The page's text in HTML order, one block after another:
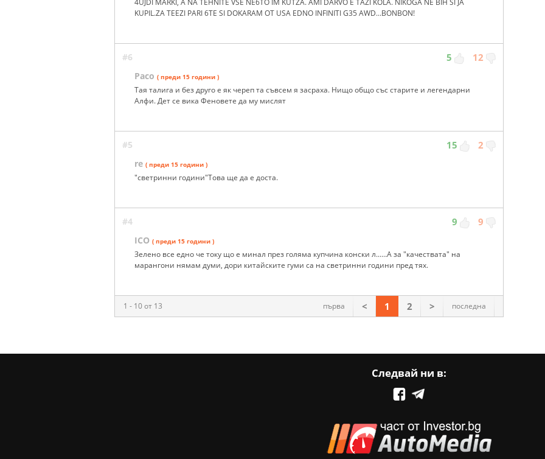
KUPIL.ZA TEEZI PARI 6TE SI DOKARAM OT USA EDNO INFINITI G35 AWD...BONBON!
#6 5 12
Paco ( преди 15 години )
Тая талига и без друго е як череп та съвсем я засраха. Нищо общо със старите и легендарни
Алфи. Дет се вика Феновете да му мислят
#5 15 2
re ( преди 15 години )
"светринни години"Това ще да е доста.
#4 9 9
ICO ( преди 15 години )
Зелено все едно че току що е минал през голяма купчина конски л......А за "качествата" на
марангони нямам думи, дори китайските гуми са на светринни години пред тях.
1 - 10 от 13 първа < 1 2 > последна
Следвай ни в: